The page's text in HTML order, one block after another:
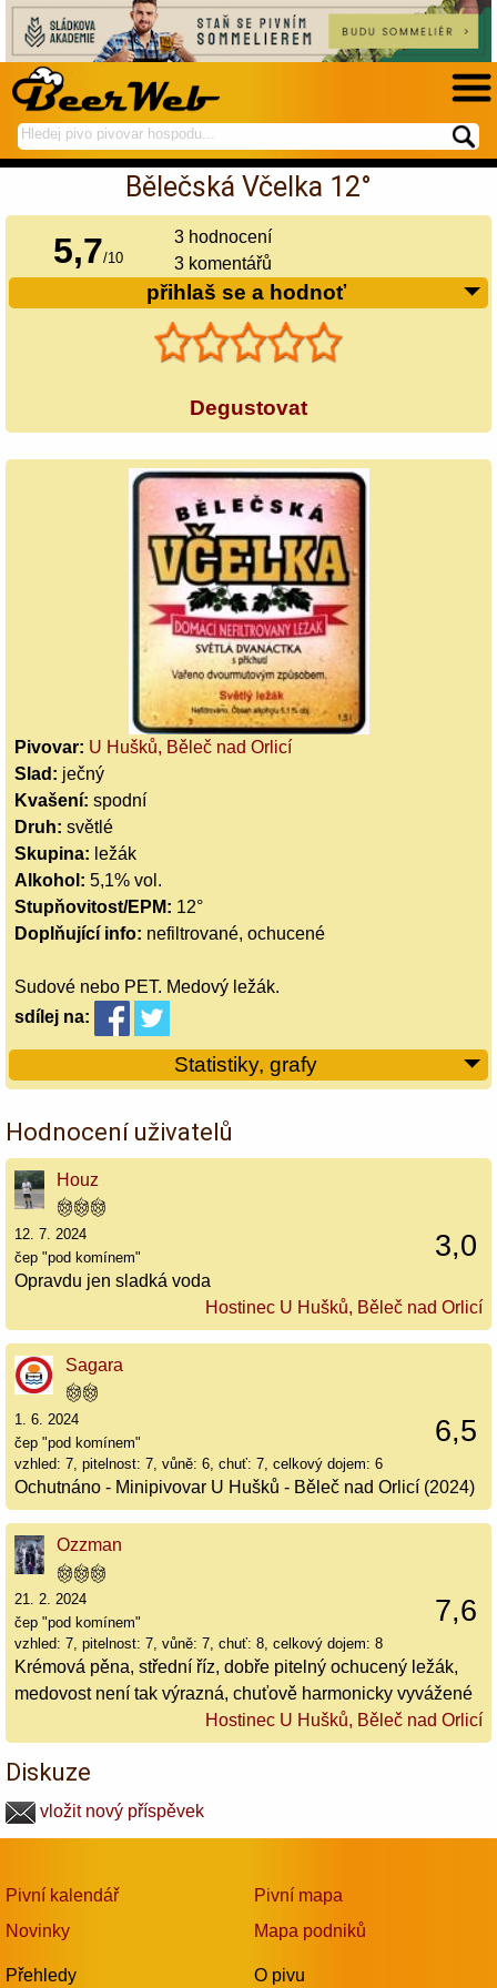
hledej
na
spustí
hledání
Bělečská Včelka 12°
5,7/10
3 hodnocení
3 komentářů
přihlaš se a hodnoť
Degustovat
Pivovar: U Hušků, Běleč nad Orlicí
Slad: ječný
Kvašení: spodní
Druh: světlé
Skupina: ležák
Alkohol: 5,1% vol.
Stupňovitost/EPM: 12°
Doplňující info: nefiltrované, ochucené
Sudové nebo PET. Medový ležák.
sdílej na:
Statistiky, grafy
Hodnocení uživatelů
Houz
3,0
12. 7. 2024
čep "pod komínem"
Opravdu jen sladká voda
Hostinec U Hušků, Běleč nad Orlicí
Sagara
6,5
1. 6. 2024
čep "pod komínem"
vzhled: 7, pitelnost: 7, vůně: 6, chuť: 7, celkový dojem: 6
Ochutnáno - Minipivovar U Hušků - Běleč nad Orlicí (2024)
Ozzman
7,6
21. 2. 2024
čep "pod komínem"
vzhled: 7, pitelnost: 7, vůně: 7, chuť: 8, celkový dojem: 8
Krémová pěna, střední říz, dobře pitelný ochucený ležák,
medovost není tak výrazná, chuťově harmonicky vyvážené
Hostinec U Hušků, Běleč nad Orlicí
Diskuze
vložit nový příspěvek
Pivní kalendář
Novinky
Přehledy
Pivní mapa
Mapa podniků
O pivu